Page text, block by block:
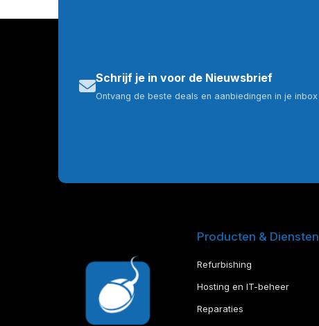
Schrijf je in voor de Nieuwsbrief
Ontvang de beste deals en aanbiedingen in je inbox
Producten & Diensten
Refurbishing
Hosting en IT-beheer
Reparaties